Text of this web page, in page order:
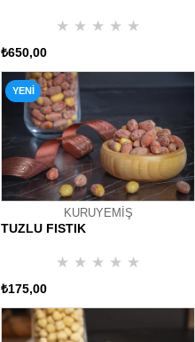
★ ★ ★ ★ ★
₺650,00
KURUYEMİŞ
TUZLU FISTIK
★ ★ ★ ★ ★
₺175,00
YENI
ÜRÜN